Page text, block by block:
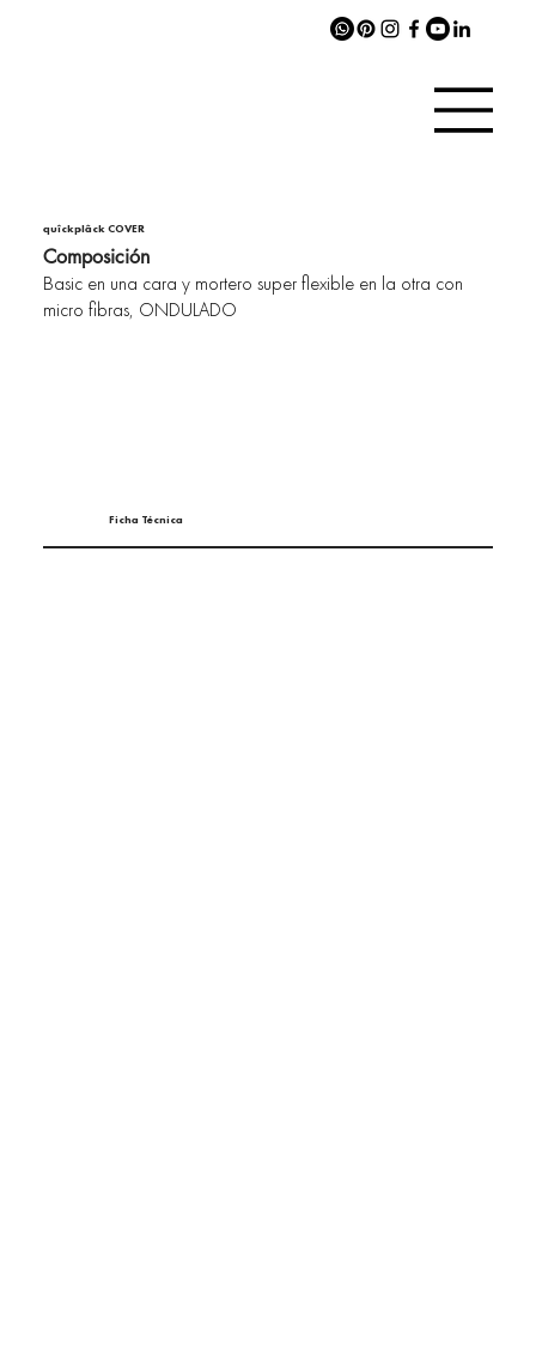
quîckplâck COVER
Composición
Basic en una cara y mortero super flexible en la otra con
micro fibras, ONDULADO
Ficha Técnica